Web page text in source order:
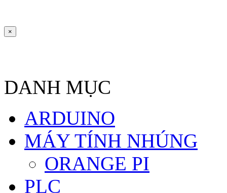
×
DANH MỤC
ARDUINO
MÁY TÍNH NHÚNG
ORANGE PI
PLC